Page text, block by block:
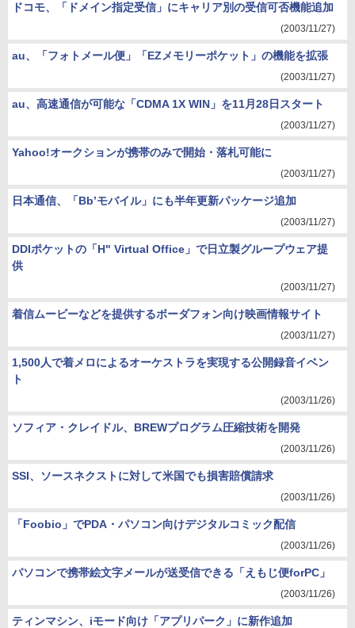
ドコモ、「ドメイン指定受信」にキャリア別の受信可否機能追加
(2003/11/27)
au、「フォトメール便」「EZメモリーポケット」の機能を拡張
(2003/11/27)
au、高速通信が可能な「CDMA 1X WIN」を11月28日スタート
(2003/11/27)
Yahoo!オークションが携帯のみで開始・落札可能に
(2003/11/27)
日本通信、「Bb’モバイル」にも半年更新パッケージ追加
(2003/11/27)
DDIポケットの「H" Virtual Office」で日立製グループウェア提
供
(2003/11/27)
着信ムービーなどを提供するボーダフォン向け映画情報サイト
(2003/11/27)
1,500人で着メロによるオーケストラを実現する公開録音イベン
ト
(2003/11/26)
ソフィア・クレイドル、BREWプログラム圧縮技術を開発
(2003/11/26)
SSI、ソースネクストに対して米国でも損害賠償請求
(2003/11/26)
「Foobio」でPDA・パソコン向けデジタルコミック配信
(2003/11/26)
パソコンで携帯絵文字メールが送受信できる「えもじ便forPC」
(2003/11/26)
ティンマシン、iモード向け「アプリパーク」に新作追加